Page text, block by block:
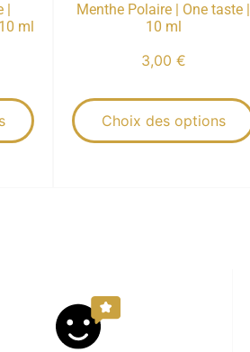
|
ml
Menthe Polaire | One taste |
10 ml
3,00 €
Choix des options